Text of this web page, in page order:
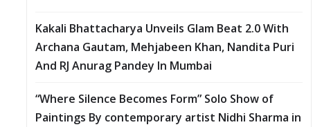
Kakali Bhattacharya Unveils Glam Beat 2.0 With
Archana Gautam, Mehjabeen Khan, Nandita Puri
And RJ Anurag Pandey In Mumbai
“Where Silence Becomes Form” Solo Show of
Paintings By contemporary artist Nidhi Sharma in